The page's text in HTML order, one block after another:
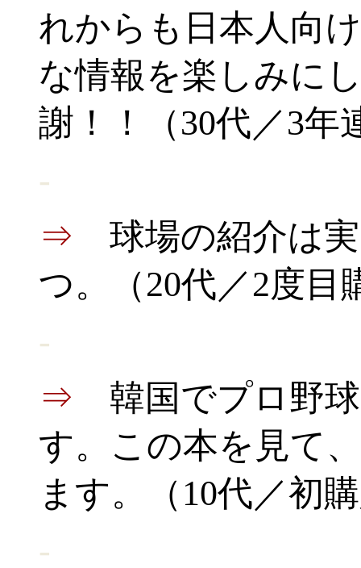
れからも日本人向
な情報を楽しみに
謝！！（30代／3年
-
⇒ 球場の紹介は
つ。（20代／2度目
-
⇒ 韓国でプロ野
す。この本を見て
ます。（10代／初
-